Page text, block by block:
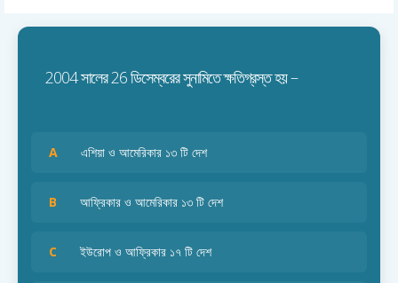
2004 সালের 26 ডিসেম্বরের সুনামিতে ক্ষতিগ্রস্ত হয় –
A এশিয়া ও আমেরিকার ১৩ টি দেশ
B আফ্রিকার ও আমেরিকার ১৩ টি দেশ
C ইউরোপ ও আফ্রিকার ১৭ টি দেশ